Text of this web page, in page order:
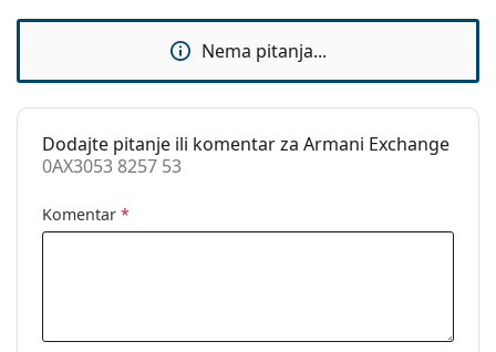
Kutijica:
Ne
Krpa za
čišćenje:
Da
Ostalo
Spol:
Nema pitanja...
Dodajte pitanje ili komentar za Armani Exchange
0AX3053 8257 53
Komentar *